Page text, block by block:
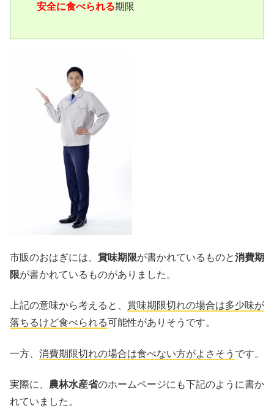
安全に食べられる期限
市販のおはぎには、 賞味期限が書かれているものと消費期
限が書かれているものがありました。
上記の意味から考えると、 賞味期限切れの場合は多少味が
落ちるけど食べられる可能性がありそうです。
一方、 消費期限切れの場合は食べない方がよさそう です。
実際に、 農林水産省のホームページにも下記のように書か
れていました。